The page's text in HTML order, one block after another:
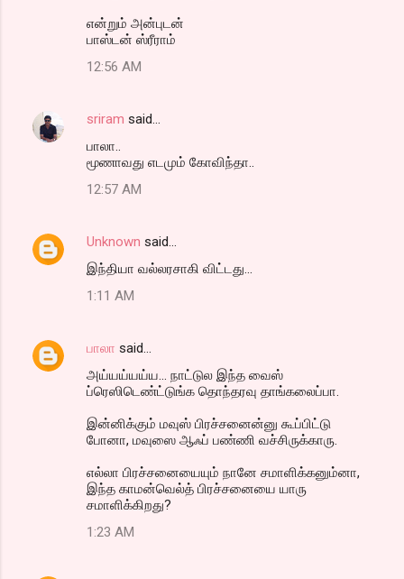
என்றும் அன்புடன்
பாஸ்டன் ஸ்ரீராம்
12:56 AM
sriram said…
பாலா..
மூணாவது எடமும் கோவிந்தா..
12:57 AM
Unknown said…
இந்தியா வல்லரசாகி விட்டது...
1:11 AM
பாலா said…
அய்யய்யய்ய... நாட்டுல இந்த வைஸ்
ப்ரெஸிடெண்ட்டுங்க தொந்தரவு தாங்கலைப்பா.
இன்னிக்கும் மவுஸ் பிரச்சனைன்னு கூப்பிட்டு
போனா, மவுஸை ஆஃப் பண்ணி வச்சிருக்காரு.
எல்லா பிரச்சனையையும் நானே சமாளிக்கனும்னா,
இந்த காமன்வெல்த் பிரச்சனையை யாரு
சமாளிக்கிறது?
1:23 AM